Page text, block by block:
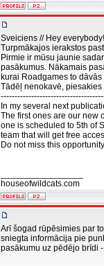
Sveiciens // Hey
Turpmākajos ierakstos
Pirmie ir mūsu jaunie
pasākumus. Nākamais
kurai Roadgames to
Tādēļ nenokavē, piesakies
In my several next
The first ones are our new
one is scheduled to 5th of
team that will get free
Do not miss this
houseofwildcats.com
Arī šogad rūpēsimies par
sniegta informācija pie
pasākumu uz pēdējo brīdi